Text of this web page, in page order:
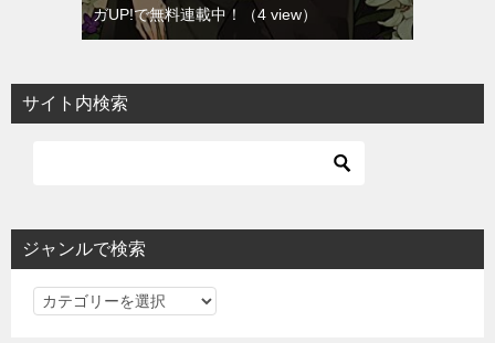
ガUP!で無料連載中！
（4 view）
サイト内検索
ジャンルで検索
ジ